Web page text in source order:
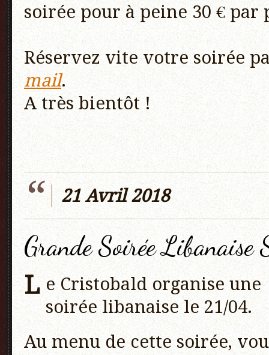
soirée pour à peine 30 € par
Réservez vite votre soirée
mail.
A très bientôt !
21 Avril 2018
Grande Soirée
L e Cristobald organise une
soirée libanaise le 21/04.
Au menu de cette soirée,